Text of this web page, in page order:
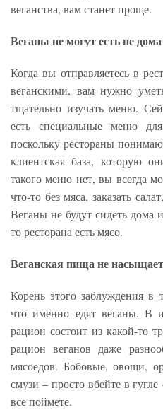
веганства, вам станет проще.
Веганы не могут есть не дома
Когда вы отправляетесь в
веганскими, вам нужно
тщательно изучать меню.
есть специальные меню
поскольку рестораны
клиентская база, которую
такого меню нет, вы всегда
что-то без мяса, заказать
Веганы не будут сидеть дома
то ресторана есть мясо.
Веганская пища не насыщает
Корень этого заблуждения
что именно едят веганы. В
рацион состоит из какой-то
рацион веганов даже
мясоедов. Бобовые, овощи,
смузи – просто вбейте в
все поймете.